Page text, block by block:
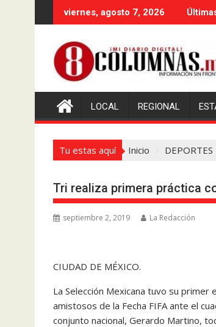
al
viernes, agosto 7, 2026
LOCAL REGIONAL
Tu estas aquí Inicio DEPORTES
Tri realiza primera práctica
septiembre 2, 2019 La Redacción
CIUDAD DE MÉXICO.
La Selección Mexicana tuvo su
amistosos de la Fecha FIFA ante el
conjunto nacional, Gerardo Martino,